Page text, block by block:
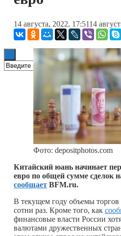
Книги
14 августа, 2022, 17:5114
Фото: depositphotos.com
Китайский юань начинает
евро по общей сумме сделок
сообщает BFM.ru.
В текущем году объемы
сотни раз. Кроме того, как
финансовые власти России
валютами дружественных